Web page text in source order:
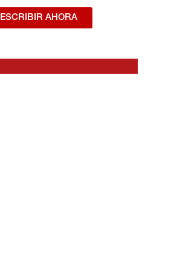
ESCRIBIR AHORA